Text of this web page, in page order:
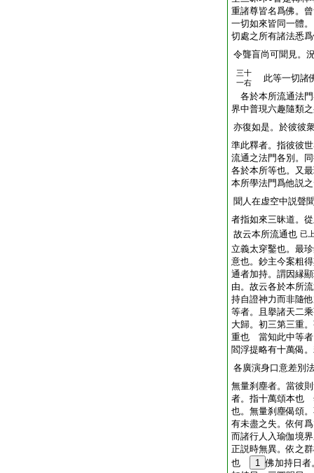
重諸尊皆名爲佛。
一切如來皆同一體
切處之所有諸法悉
令聾盲尚可聞見。
三十
一右
此等一切諸
各於本所流通法
界中普現六趣隨類
亦復如是。於彼彼
準此釋者。指彼彼
流通之法門各別。
各於本所等也。又
本所學法門爲他説
聞人在虚空中説聲
者指如來三昧道。
故云本所流通也 已
立義太穿鑿也。最
意也。鈔主今案粗
通者加持。謂因縁
由。故云各於本所
持自證神力而非隨
等者。且擧諸天二
大歸。初三第三重
重也 當知此中等者
閻浮提略有十萬偈
各廣演身口意差別
無量刹塵者。當彼
者。指十萬頌本也
也。無量刹塵偈頌
有未盡之失。依何
而諸行人入瑜伽境
正説時無異。依之
也
1 佛加持日者